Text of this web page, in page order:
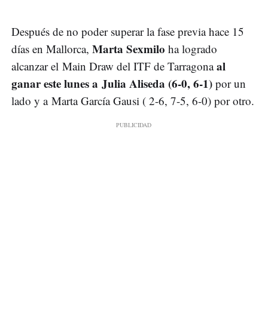
Después de no poder superar la fase previa hace 15
días en Mallorca, Marta Sexmilo ha logrado
alcanzar el Main Draw del ITF de Tarragonaal
ganar este lunes a Julia Aliseda (6-0, 6-1) por un
lado y a Marta García Gausi ( 2-6, 7-5, 6-0) por otro.